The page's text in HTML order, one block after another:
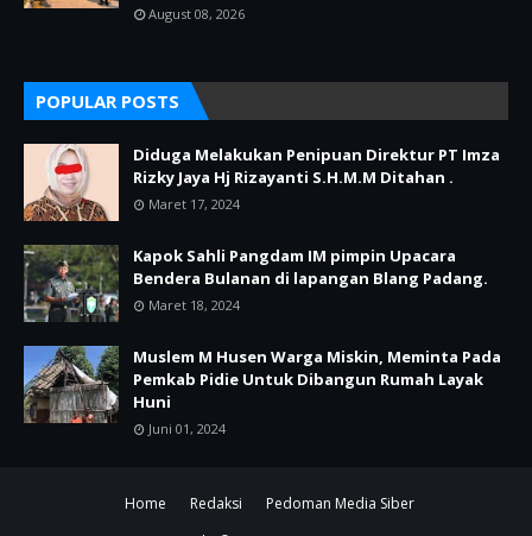
August 08, 2026
POPULAR POSTS
Diduga Melakukan Penipuan Direktur PT Imza
Rizky Jaya Hj Rizayanti S.H.M.M Ditahan .
Maret 17, 2024
Kapok Sahli Pangdam IM pimpin Upacara
Bendera Bulanan di lapangan Blang Padang.
Maret 18, 2024
Muslem M Husen Warga Miskin, Meminta Pada
Pemkab Pidie Untuk Dibangun Rumah Layak
Huni
Juni 01, 2024
Home Redaksi
Pedoman Media Siber